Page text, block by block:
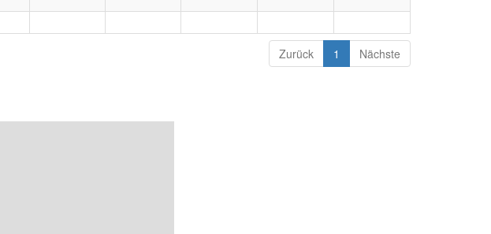
Zurück 1 Nächste